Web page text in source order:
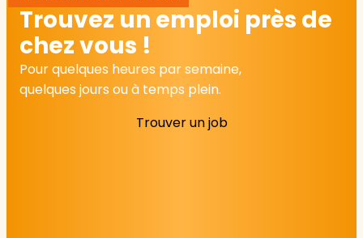
Trouvez un emploi près de
chez vous !
Pour quelques heures par semaine,
quelques jours ou à temps plein.
Trouver un job